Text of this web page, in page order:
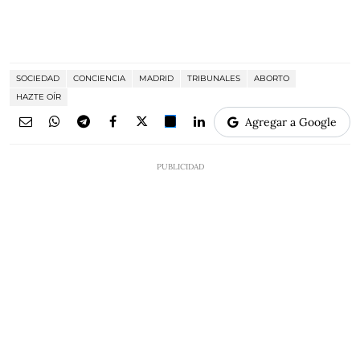
SOCIEDAD CONCIENCIA MADRID TRIBUNALES
ABORTO
HAZTE OÍR
Agregar a Google